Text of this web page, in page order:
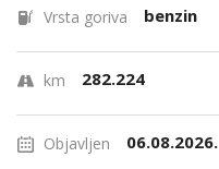
Vrsta goriva benzin
km 282.224
Objavljen 06.08.2026.